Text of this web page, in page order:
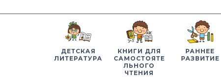
ДЕТСКАЯ
ЛИТЕРАТУРА
КНИГИ ДЛЯ
САМОСТОЯТЕ
ЛЬНОГО
ЧТЕНИЯ
РАННЕЕ
РАЗВИТИЕ